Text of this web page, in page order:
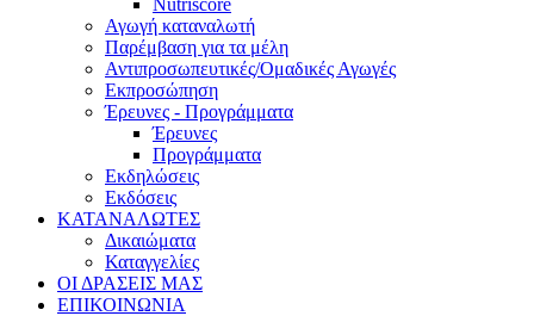
Nutriscore
Αγωγή καταναλωτή
Παρέμβαση για τα μέλη
Αντιπροσωπευτικές/Ομαδικές Αγωγές
Εκπροσώπηση
Έρευνες - Προγράμματα
Έρευνες
Προγράμματα
Εκδηλώσεις
Εκδόσεις
ΚΑΤΑΝΑΛΩΤΕΣ
Δικαιώματα
Καταγγελίες
ΟΙ ΔΡΑΣΕΙΣ ΜΑΣ
ΕΠΙΚΟΙΝΩΝΙΑ